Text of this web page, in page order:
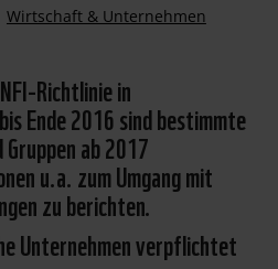
Wirtschaft & Unternehmen
Richtlinie in
Ende 2016 sind bestimmte
ab 2017
u.a. zum Umgang mit
zu berichten.
Unternehmen verpflichtet